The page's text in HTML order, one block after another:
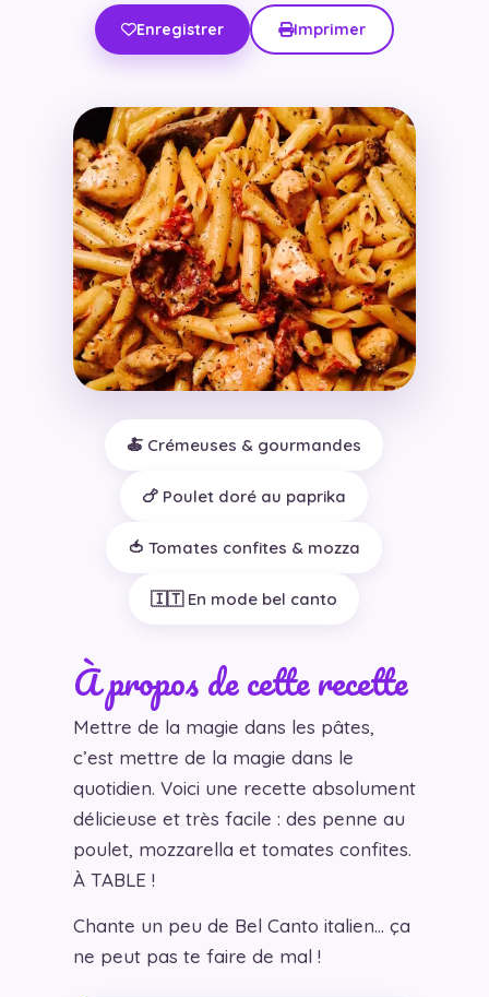
Enregistrer Imprimer
🍝 Crémeuses & gourmandes
🍗 Poulet doré au paprika
🍅 Tomates confites & mozza
🇮🇹 En mode bel canto
À propos de cette recette
Mettre de la magie dans les pâtes,
c’est mettre de la magie dans le
quotidien. Voici une recette absolument
délicieuse et très facile : des penne au
poulet, mozzarella et tomates confites.
À TABLE !
Chante un peu de Bel Canto italien… ça
ne peut pas te faire de mal !